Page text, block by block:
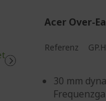
Acer Over-
Referenz
30 mm